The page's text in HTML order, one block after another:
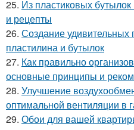
25. Из пластиковых
и рецепты
26. Создание удивительных
пластилина и бутылок
27. Как правильно
основные принципы и
28. Улучшение
оптимальной вентиляции в
29. Обои для вашей